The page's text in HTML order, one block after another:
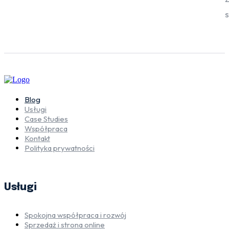
Blog
Usługi
Case Studies
Współpraca
Kontakt
Polityka prywatności
Usługi
Spokojna współpraca i rozwój
Sprzedaż i strona online